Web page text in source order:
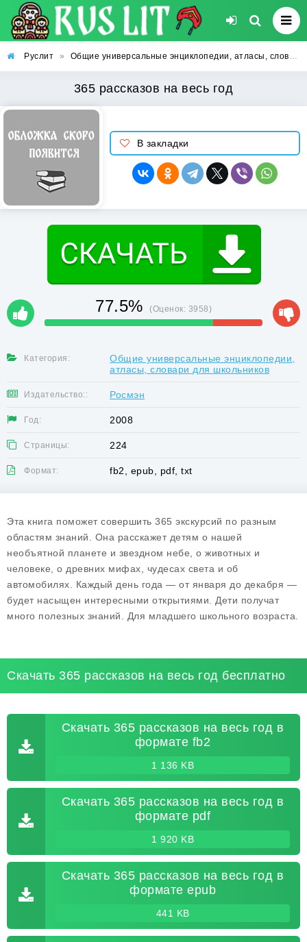
Руслит » Общие универсальные энциклопедии, атласы, словари для школьников
365 рассказов на весь год
В закладки
77.5% (Оценок: 3958)
Категория:
Общие универсальные энциклопедии,
атласы, словари для школьников
Издательство:: Росмэн
Год: 2008
Страницы: 224
Формат: fb2, epub, pdf, txt
Эта книга поможет совершить 365 экскурсий по разным
областям знаний. Она расскажет детям о нашей
необъятной планете и звездном небе, о животных и
человеке, о древних мифах, чудесах света и об
автомобилях. Каждый день года — от января до декабря —
будет насыщен интересными открытиями. Дети получат
много полезных знаний. Для младшего школьного возраста.
Скачать 365 рассказов на весь год бесплатно
Скачать 365 рассказов на весь год в
формате fb2
1 136 KB
Скачать 365 рассказов на весь год в
формате pdf
1 920 KB
Скачать 365 рассказов на весь год в
формате epub
441 KB